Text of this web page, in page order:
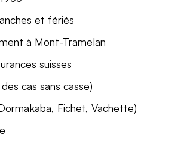
et fériés
à Mont-Tramelan
suisses
cas sans casse)
Fichet, Vachette)